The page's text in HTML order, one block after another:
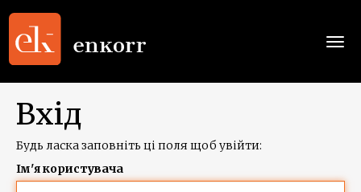
Вхід
Будь ласка заповніть ці поля щоб увійти:
Ім'я користувача